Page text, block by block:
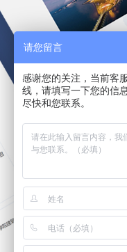
请您留言
感谢您的关注，当前客
线，请填写一下您的信
尽快和您联系。